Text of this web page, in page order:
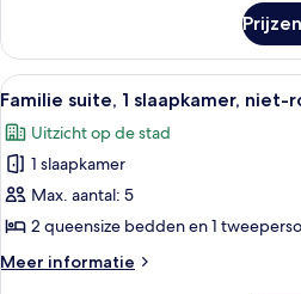
Accessible,
Roll-
in
Shower)
laden
1
kingsize
bed
Accessible,
Roll-
in
Shower)
Alle
foto's
voor
Familie
suite,
1
slaapkamer,
niet-
15
Familie suite, 1 slaapkamer, niet-
Uitzicht op de stad
1 slaapkamer
Max. aantal: 5
2 queensize bedden en 1
Meer informatie
Meer